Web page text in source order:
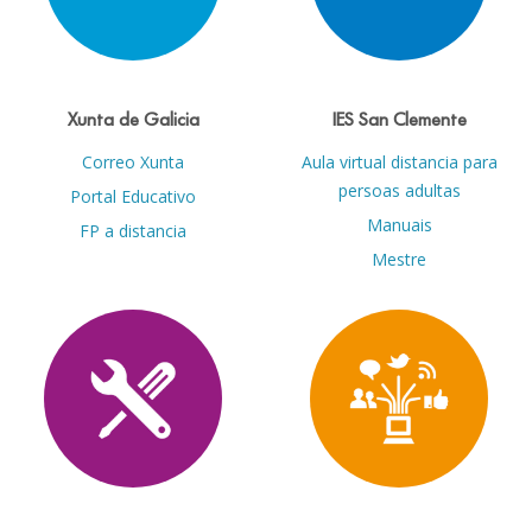
Xunta de Galicia
Correo Xunta
Portal Educativo
FP a distancia
IES San Clemente
Aula virtual distancia para
persoas adultas
Manuais
Mestre